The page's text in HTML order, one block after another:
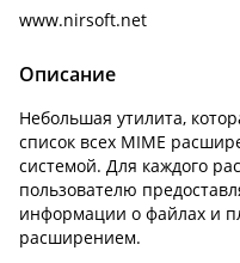
www.nirsoft.net
Описание
Небольшая утилита,
список всех MIME
системой. Для каждого
пользователю
информации о файлах и
расширением.